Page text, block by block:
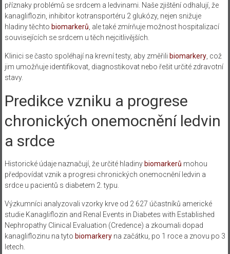
příznaky problémů se srdcem a ledvinami. Naše zjištění odhalují, že
kanagliflozin, inhibitor kotransportéru 2 glukózy, nejen snižuje
hladiny těchto biomarkerů , ale také zmírňuje možnost hospitalizací
souvisejících se srdcem u těch nejcitlivějších.
Klinici se často spoléhají na krevní testy, aby změřili biomarkery, což
jim umožňuje identifikovat, diagnostikovat nebo řešit určité zdravotní
stavy.
Predikce vzniku a progrese
chronických onemocnění ledvin
a srdce
Historické údaje naznačují, že určité hladiny biomarkerů mohou
předpovídat vznik a progresi chronických onemocnění ledvin a
srdce u pacientů s diabetem 2. typu.
Výzkumníci analyzovali vzorky krve od 2 627 účastníků americké
studie Kanagliflozin and Renal Events in Diabetes with Established
Nephropathy Clinical Evaluation (Credence) a zkoumali dopad
kanagliflozinu na tyto biomarkeryna začátku, po 1 roce a znovu po 3
letech.